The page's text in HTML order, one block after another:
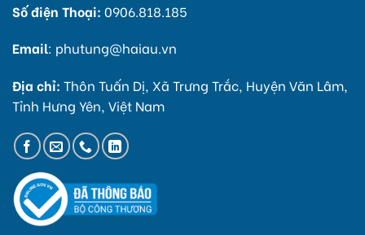
Số điện Thoại: 0906.818.185
Email: phutung@haiau.vn
Địa chỉ: Thôn Tuấn Dị, Xã Trưng Trắc, Huyện Văn Lâm,
Tỉnh Hưng Yên, Việt Nam